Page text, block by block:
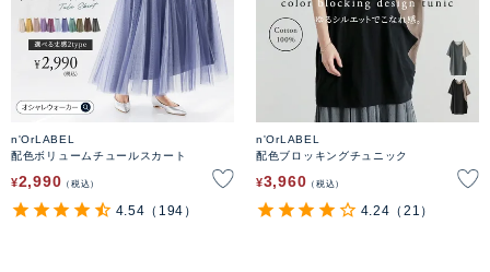
n'OrLABEL
配色ボリュームチュールスカート
¥2,990 税込
4.54 （194）
n'OrLABEL
配色ブロッキングチュニック
¥3,960 税込
4.24 （21）